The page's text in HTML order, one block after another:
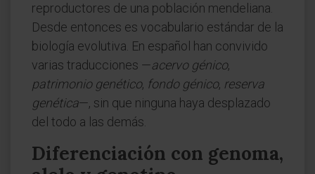
reproductores de una población mendeliana.
Desde entonces es vocabulario estándar de la
biología evolutiva. En español han convivido
varias traducciones —acervo génico,
patrimonio genético, fondo génico, reserva
genética—, sin que ninguna haya desplazado
del todo a las demás.
Diferenciación con genoma,